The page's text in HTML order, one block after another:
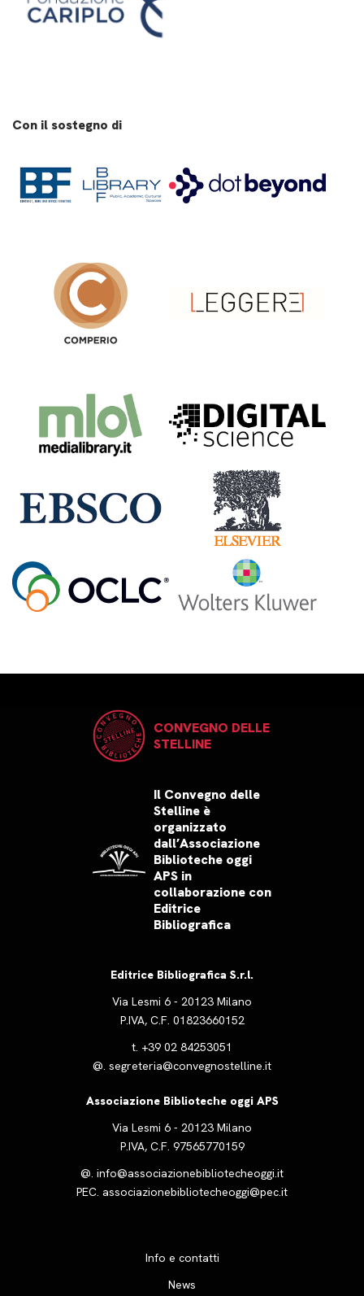
Con il sostegno di
CONVEGNO DELLE
STELLINE
Il Convegno delle
Stelline è
organizzato
dall’Associazione
Biblioteche oggi
APS in
collaborazione con
Editrice
Bibliografica
Editrice Bibliografica S.r.l.
Via Lesmi 6 - 20123 Milano
P.IVA, C.F. 01823660152
t. +39 02 84253051
@. segreteria@convegnostelline.it
Associazione Biblioteche oggi APS
Via Lesmi 6 - 20123 Milano
P.IVA, C.F. 97565770159
@. info@associazionebibliotecheoggi.it
PEC. associazionebibliotecheoggi@pec.it
Info e contatti
News